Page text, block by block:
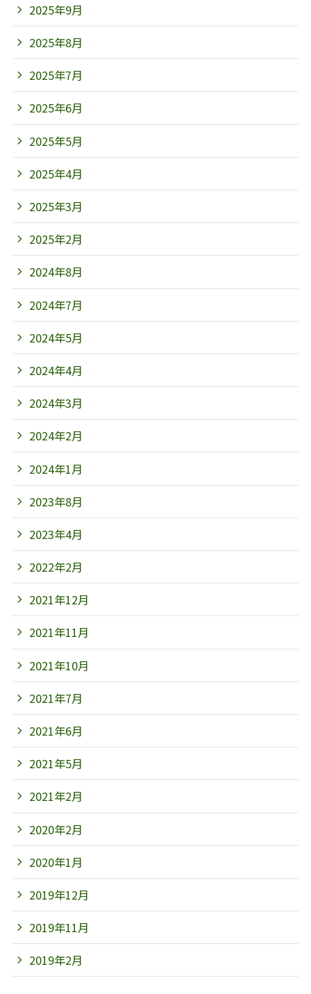
2025年9月
2025年8月
2025年7月
2025年6月
2025年5月
2025年4月
2025年3月
2025年2月
2024年8月
2024年7月
2024年5月
2024年4月
2024年3月
2024年2月
2024年1月
2023年8月
2023年4月
2022年2月
2021年12月
2021年11月
2021年10月
2021年7月
2021年6月
2021年5月
2021年2月
2020年2月
2020年1月
2019年12月
2019年11月
2019年2月